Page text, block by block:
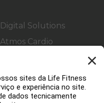
Digital Solutions
Atmos Cardio